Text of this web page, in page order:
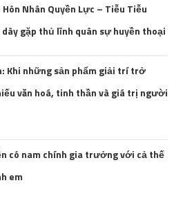
Nhân Quyền Lực – Tiễu Tiễu
gặp thủ lĩnh quân sự huyền thoại
Khi những sản phẩm giải trí trở
văn hoá, tinh thần và giá trị người
có nam chính gia trưởng với cả thế
em